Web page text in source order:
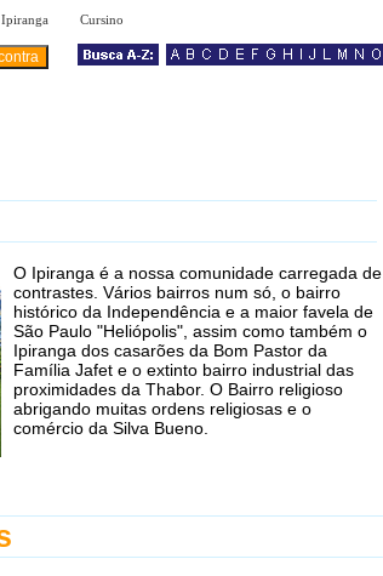
Cursino
O Ipiranga é a nossa comunidade carregada de
contrastes. Vários bairros num só, o bairro
histórico da Independência e a maior favela de
São Paulo "Heliópolis", assim como também o
Ipiranga dos casarões da Bom Pastor da
Família Jafet e o extinto bairro industrial das
proximidades da Thabor. O Bairro religioso
abrigando muitas ordens religiosas e o
comércio da Silva Bueno.